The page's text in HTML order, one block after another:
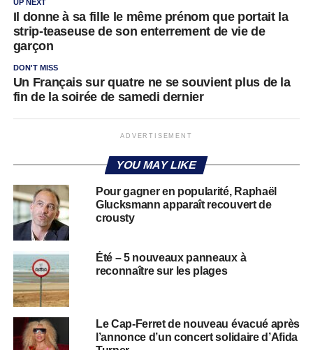
UP NEXT
Il donne à sa fille le même prénom que portait la
strip-teaseuse de son enterrement de vie de
garçon
DON'T MISS
Un Français sur quatre ne se souvient plus de la
fin de la soirée de samedi dernier
ADVERTISEMENT
YOU MAY LIKE
Pour gagner en popularité, Raphaël
Glucksmann apparaît recouvert de
crousty
Été – 5 nouveaux panneaux à
reconnaître sur les plages
Le Cap-Ferret de nouveau évacué après
l’annonce d’un concert solidaire d’Afida